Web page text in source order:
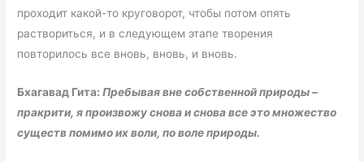
проходит какой-то круговорот, чтобы потом опять
раствориться, и в следующем этапе творения
повторилось все вновь, вновь, и вновь.
Бхагавад Гита:Пребывая вне собственной природы –
пракрити, я произвожу снова и снова все это множество
существ помимо их воли, по воле природы.